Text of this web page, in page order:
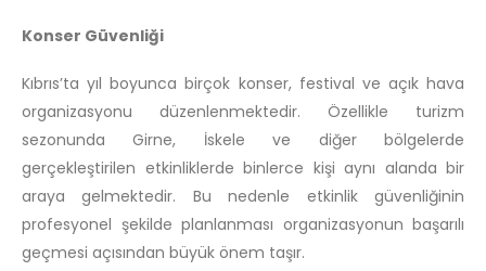
Konser Güvenliği
Kıbrıs’ta yıl boyunca birçok konser, festival ve açık hava
organizasyonu düzenlenmektedir. Özellikle turizm
sezonunda Girne, İskele ve diğer bölgelerde
gerçekleştirilen etkinliklerde binlerce kişi aynı alanda bir
araya gelmektedir. Bu nedenle etkinlik güvenliğinin
profesyonel şekilde planlanması organizasyonun başarılı
geçmesi açısından büyük önem taşır.